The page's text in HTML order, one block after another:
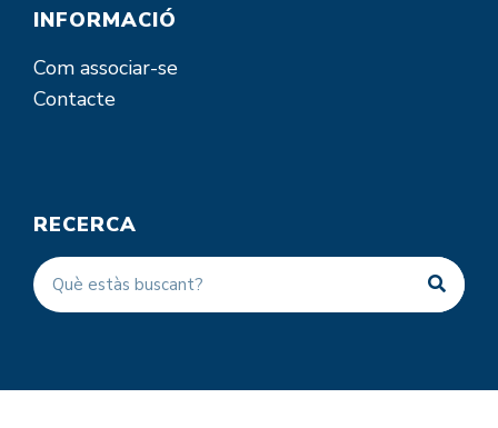
INFORMACIÓ
Com associar-se
Contacte
RECERCA